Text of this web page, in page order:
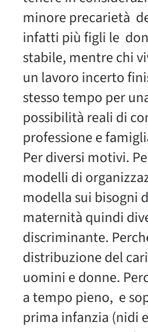
minore precarietà
infatti più figli le
stabile, mentre chi
un lavoro incerto
stesso tempo per
possibilità reali di
professione e
Per diversi motivi.
modelli di
modella sui bisogni
maternità quindi
discriminante.
distribuzione del
uomini e donne.
a tempo pieno, e
prima infanzia (nidi